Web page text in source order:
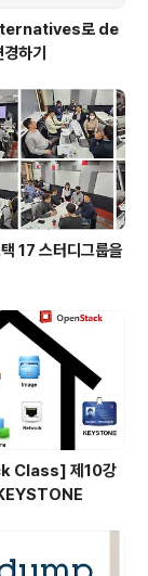
로 de
하기
17 스터디그룹을
Class] 제10강